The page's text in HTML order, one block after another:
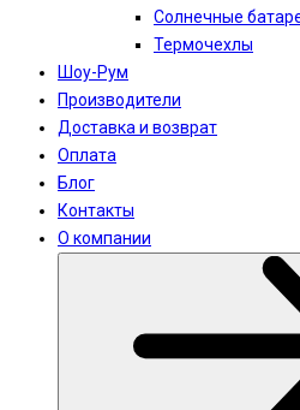
Солнечные
Термочехлы
Шоу-Рум
Производители
Доставка и возврат
Оплата
Блог
Контакты
О компании